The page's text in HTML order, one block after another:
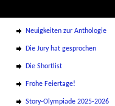
Neuigkeiten zur Anthologie
Die Jury hat gesprochen
Die Shortlist
Frohe Feiertage!
Story-Olympiade 2025-2026